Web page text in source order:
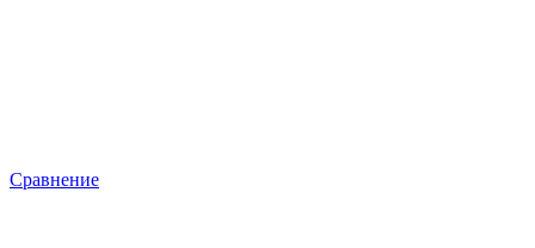
Сравнение